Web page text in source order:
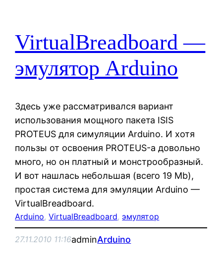
VirtualBreadboard —
эмулятор Arduino
Здесь уже рассматривался вариант
использования мощного пакета ISIS
PROTEUS для симуляции Arduino. И хотя
пользы от освоения PROTEUS-а довольно
много, но он платный и монстрообразный.
И вот нашлась небольшая (всего 19 Mb),
простая система для эмуляции Arduino —
VirtualBreadboard.
Arduino, VirtualBreadboard, эмулятор
27.11.2010 11:16adminArduino